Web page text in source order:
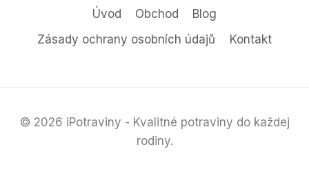
Úvod Obchod
Blog
Zásady ochrany osobních údajů
Kontakt
© 2026 iPotraviny - Kvalitné potraviny do každej
rodiny.